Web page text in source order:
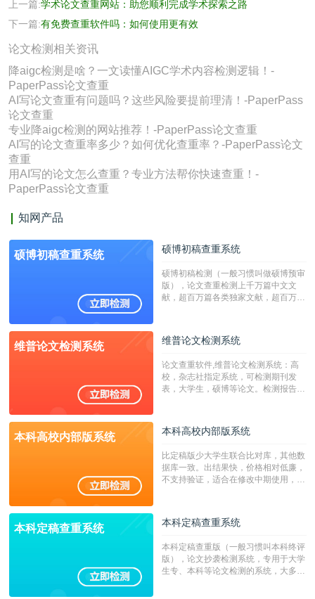
上一篇:学术论文查重网站：助您顺利完成学术探索之路
下一篇:有免费查重软件吗：如何使用更有效
论文检测相关资讯
降aigc检测是啥？一文读懂AIGC学术内容检测逻辑！-
PaperPass论文查重
AI写论文查重有问题吗？这些风险要提前理清！-PaperPass
论文查重
专业降aigc检测的网站推荐！-PaperPass论文查重
AI写的论文查重率多少？如何优化查重率？-PaperPass论文
查重
用AI写的论文怎么查重？专业方法帮你快速查重！-
PaperPass论文查重
知网产品
硕博初稿查重系统 硕博初稿查重系统
硕博初稿检测（一般习惯叫做硕博预审
版），论文查重检测上千万篇中文文
献，超百万篇各类独家文献，超百万港
校用来检测硕博论文的系统，检测范围
广，数据来源真实，检测算法合理!本
字符数30万）
维普论文检测系统 维普论文检测系统
论文查重软件,维普论文检测系统：高
校，杂志社指定系统，可检测期刊发
表，大学生，硕博等论文。检测报告支
本科高校内部版系统 本科高校内部版系统
比定稿版少大学生联合比对库，其他数
据库一致。出结果快，价格相对低廉，
不支持验证，适合在修改中期使用，定
本科定稿查重系统 本科定稿查重系统
本科定稿查重版（一般习惯叫本科终评
版），论文抄袭检测系统，专用于大学
生专、本科等论文检测的系统，大多数